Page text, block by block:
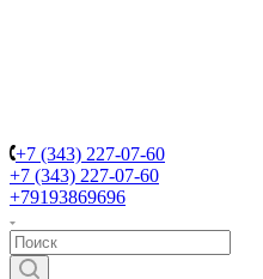
+7 (343) 227-07-60
+7 (343) 227-07-60
+79193869696